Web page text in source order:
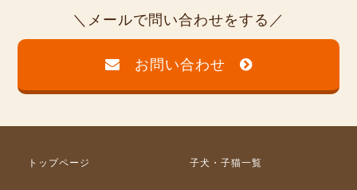
メールで問い合わせをする
お問い合わせ
トップページ 子犬・子猫一覧